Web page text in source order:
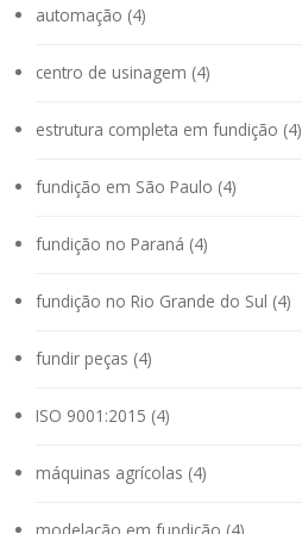
automação (4)
centro de usinagem (4)
estrutura completa em fundição (4)
fundição em São Paulo (4)
fundição no Paraná (4)
fundição no Rio Grande do Sul (4)
fundir peças (4)
ISO 9001:2015 (4)
máquinas agrícolas (4)